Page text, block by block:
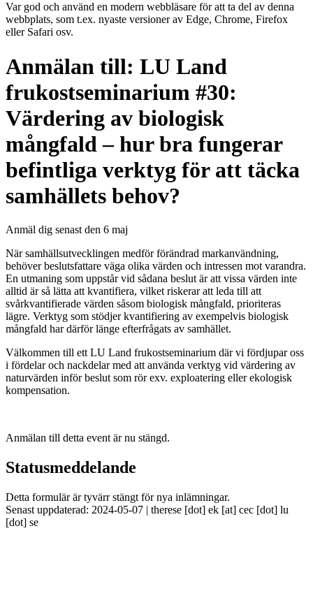
Var god och använd en modern webbläsare för att ta del av denna
webbplats, som t.ex. nyaste versioner av Edge, Chrome, Firefox
eller Safari osv.
Anmälan till: LU Land
frukostseminarium #30:
Värdering av biologisk
mångfald – hur bra fungerar
befintliga verktyg för att täcka
samhällets behov?
Anmäl dig senast den 6 maj
När samhällsutvecklingen medför förändrad markanvändning,
behöver beslutsfattare väga olika värden och intressen mot varandra.
En utmaning som uppstår vid sådana beslut är att vissa värden inte
alltid är så lätta att kvantifiera, vilket riskerar att leda till att
svårkvantifierade värden såsom biologisk mångfald, prioriteras
lägre. Verktyg som stödjer kvantifiering av exempelvis biologisk
mångfald har därför länge efterfrågats av samhället.
Välkommen till ett LU Land frukostseminarium där vi fördjupar oss
i fördelar och nackdelar med att använda verktyg vid värdering av
naturvärden inför beslut som rör exv. exploatering eller ekologisk
kompensation.
Anmälan till detta event är nu stängd.
Statusmeddelande
Detta formulär är tyvärr stängt för nya inlämningar.
Senast uppdaterad: 2024-05-07 | therese [dot] ek [at] cec [dot] lu
[dot] se